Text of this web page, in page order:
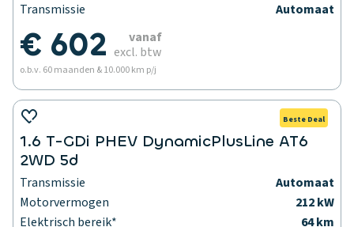
Transmissie Automaat
€ 602
vanaf
excl. btw
o.b.v. 60 maanden & 10.000 km p/j
Beste Deal
1.6 T-GDi PHEV DynamicPlusLine AT6
2WD 5d
Transmissie
Automaat
Motorvermogen
212 kW
Elektrisch bereik*
64 km